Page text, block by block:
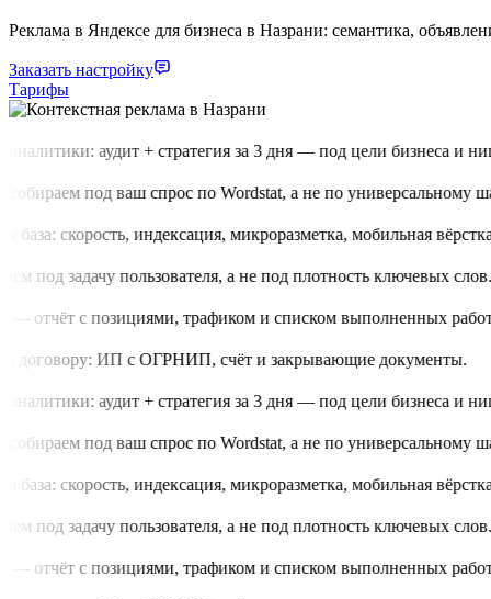
Реклама в Яндексе для бизнеса в Назрани: семантика,
Заказать настройку
Тарифы
аудит + стратегия за 3 дня — под цели бизнеса и
под ваш спрос по Wordstat, а не по универсальному
база: скорость, индексация, микроразметка, мобильная вёрстка.
под задачу пользователя, а не под плотность ключевых слов.
отчёт с позициями, трафиком и списком выполненных работ.
договору: ИП с ОГРНИП, счёт и закрывающие документы.
аудит + стратегия за 3 дня — под цели бизнеса и
под ваш спрос по Wordstat, а не по универсальному
база: скорость, индексация, микроразметка, мобильная вёрстка.
под задачу пользователя, а не под плотность ключевых слов.
отчёт с позициями, трафиком и списком выполненных работ.